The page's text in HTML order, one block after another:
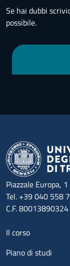
Se hai dubbi
possibile.
Piazzale Europa,
Tel. +39 040 558
C.F.
Menu footer 1
Il corso
Piano di studi